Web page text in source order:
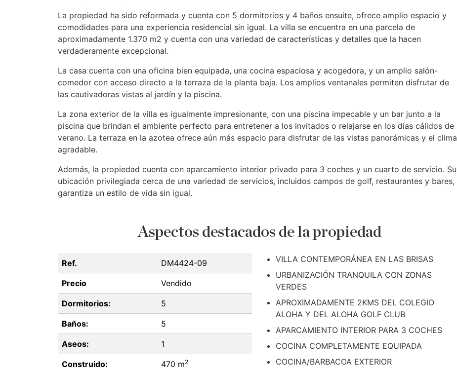
La propiedad ha sido reformada y cuenta con 5 dormitorios y 4 baños ensuite, ofrece amplio espacio y
comodidades para una experiencia residencial sin igual. La villa se encuentra en una parcela de
aproximadamente 1.370 m2 y cuenta con una variedad de características y detalles que la hacen
verdaderamente excepcional.
La casa cuenta con una oficina bien equipada, una cocina espaciosa y acogedora, y un amplio salón-
comedor con acceso directo a la terraza de la planta baja. Los amplios ventanales permiten disfrutar de
las cautivadoras vistas al jardín y la piscina.
La zona exterior de la villa es igualmente impresionante, con una piscina impecable y un bar junto a la
piscina que brindan el ambiente perfecto para entretener a los invitados o relajarse en los días cálidos de
verano. La terraza en la azotea ofrece aún más espacio para disfrutar de las vistas panorámicas y el clima
agradable.
Además, la propiedad cuenta con aparcamiento interior privado para 3 coches y un cuarto de servicio. Su
ubicación privilegiada cerca de una variedad de servicios, incluidos campos de golf, restaurantes y bares,
garantiza un estilo de vida sin igual.
Aspectos destacados de la propiedad
Ref. DM4424-09
Precio Vendido
Dormitorios: 5
Baños: 5
Aseos: 1
Construido: 470 m2
VILLA CONTEMPORÁNEA EN LAS BRISAS
URBANIZACIÓN TRANQUILA CON ZONAS
VERDES
APROXIMADAMENTE 2KMS DEL COLEGIO
ALOHA Y DEL ALOHA GOLF CLUB
APARCAMIENTO INTERIOR PARA 3 COCHES
COCINA COMPLETAMENTE EQUIPADA
COCINA/BARBACOA EXTERIOR